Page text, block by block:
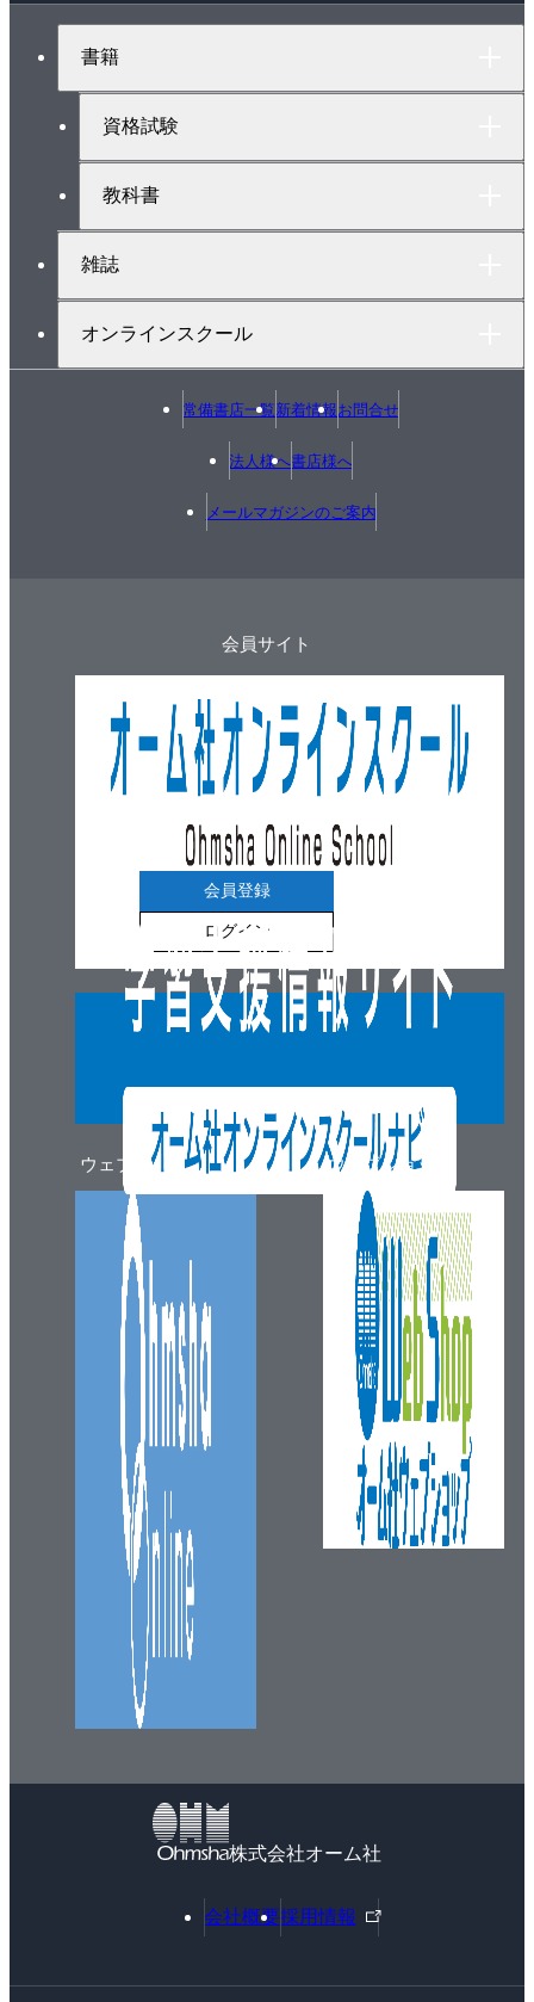
書籍
資格試験
教科書
雑誌
オンラインスクール
常備書店一覧新着情報お問合せ
法人様へ書店様へ
メールマガジンのご案内
ウェブマガジン
会員サイト
会員登録
ログイン
ウェブショップ
株式会社オーム社
会社概要採用情報
外
部
ン